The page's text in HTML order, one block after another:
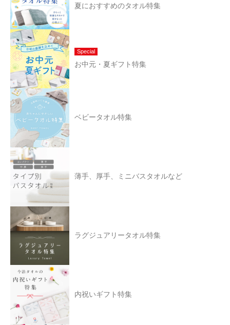
夏におすすめのタオル特集
Special
お中元・夏ギフト特集
ベビータオル特集
薄手、厚手、ミニバスタオルなど
ラグジュアリータオル特集
内祝いギフト特集